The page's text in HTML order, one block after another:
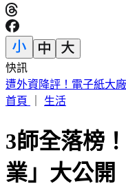
快訊
TWICE定延確定出走！
首頁
生活
3師全落榜
業」大公